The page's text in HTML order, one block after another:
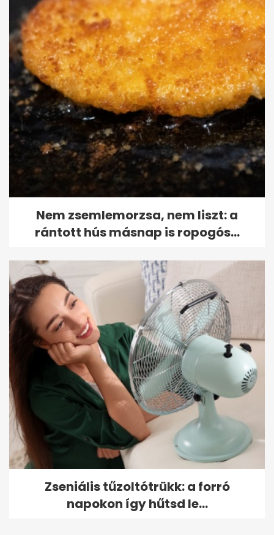
Nem zsemlemorzsa, nem liszt: a
rántott hús másnap is ropogós...
Zseniális tűzoltótrükk: a forró
napokon így hűtsd le...